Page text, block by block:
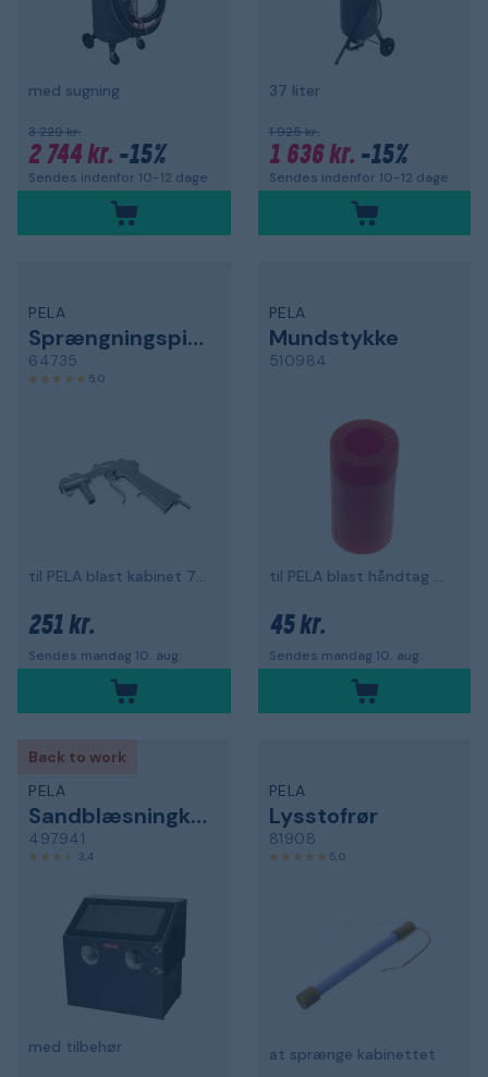
med sugning
3 229 kr.
2 744 kr. -15%
Sendes indenfor 10-12 dage
37 liter
1 925 kr.
1 636 kr. -15%
Sendes indenfor 10-12 dage
PELA
Sprængningspistol
64735
5,0
til PELA blast kabinet 75506 og 497931
251 kr.
Sendes mandag 10. aug.
PELA
Mundstykke
510984
til PELA blast håndtag 494484
45 kr.
Sendes mandag 10. aug.
Back to work
PELA
Sandblæsningkabinet
497941
3,4
med tilbehør
PELA
Lysstofrør
81908
5,0
at sprænge kabinettet